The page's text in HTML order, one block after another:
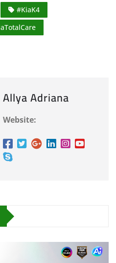
#KiaK4
Allya Adriana
Website: